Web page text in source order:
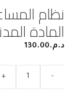
نظام
المادة
د.م.130.00
-
+